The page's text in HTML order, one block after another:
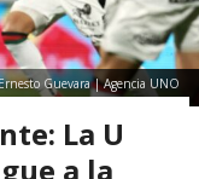
Guevara | Agencia UNO
La U
a la